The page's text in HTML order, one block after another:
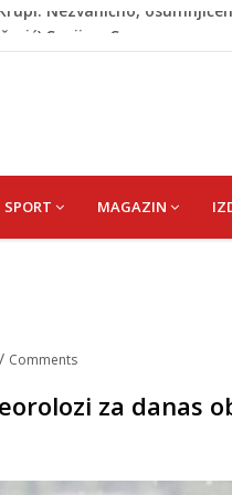
Senija – Sena
obilježavanja godišnjice:
sinu"
Nezvanično,
SPORT MAGAZIN
/ Comments
za danas